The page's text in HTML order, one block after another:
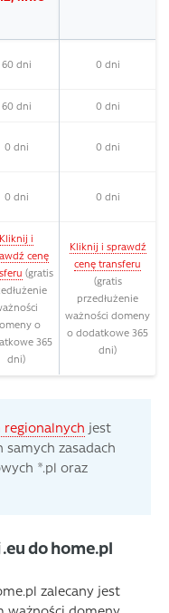
60 dni 0 dni
60 dni 0 dni
0 dni 0 dni
0 dni 0 dni
Kliknij i
cenę
(gratis
o
365
dni)
Kliknij i sprawdź
cenę transferu
(gratis
przedłużenie
ważności domeny
o dodatkowe 365
dni)
jest
zasadach
*.pl oraz
do home.pl
zalecany jest